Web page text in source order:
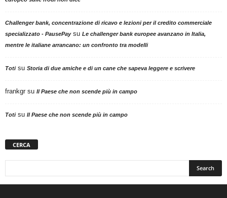
Challenger bank, concentrazione di ricavo e lezioni per il credito commerciale
specializzato - PausePaysu Le challenger bank europee avanzano in Italia,
mentre le italiane arrancano: un confronto tra modelli
Totisu Storia di due amiche e di un cane che sapeva leggere e scrivere
frankgr su Il Paese che non scende più in campo
Totisu Il Paese che non scende più in campo
CERCA